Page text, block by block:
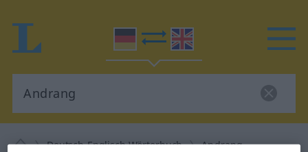
Deutsch-Englisch Wörterbuch Andrang